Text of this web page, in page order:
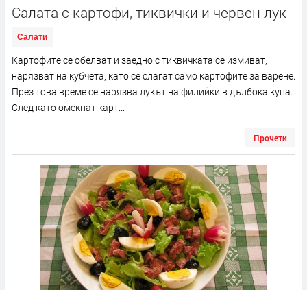
Салата с картофи, тиквички и червен лук
Салати
Картофите се обелват и заедно с тиквичката се измиват,
нарязват на кубчета, като се слагат само картофите за варене.
През това време се нарязва лукът на филийки в дълбока купа.
След като омекнат карт...
Прочети